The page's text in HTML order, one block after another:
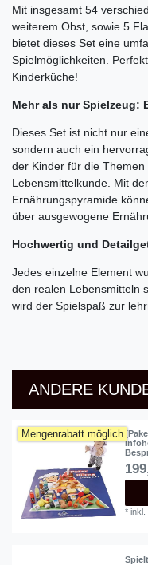
Mit insgesamt 54
weiterem Obst, sowie 5
bietet dieses Set eine
Spielmöglichkeiten.
Kinderküche!
Mehr als nur Spielzeug:
Dieses Set ist nicht nur
sondern auch ein
der Kinder für die
Lebensmittelkunde. Mit
Ernährungspyramide
über ausgewogene
Hochwertig und
Jedes einzelne Element
den realen Lebensmitteln
wird der Spielspaß zur
ANDERE
Mengenrabatt möglich
*inkl.